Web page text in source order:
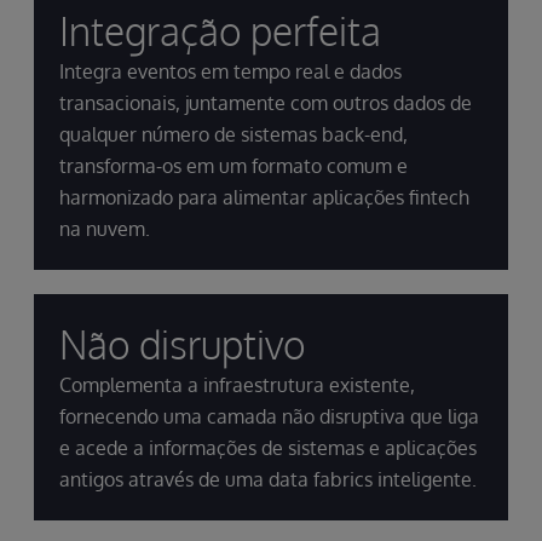
Integração perfeita
Integra eventos em tempo real e dados
transacionais, juntamente com outros dados de
qualquer número de sistemas back-end,
transforma-os em um formato comum e
harmonizado para alimentar aplicações fintech
na nuvem.
Não disruptivo
Complementa a infraestrutura existente,
fornecendo uma camada não disruptiva que liga
e acede a informações de sistemas e aplicações
antigos através de uma data fabrics inteligente.